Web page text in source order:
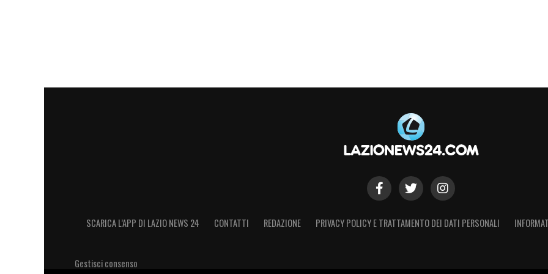
SCARICA L’APP DI LAZIO NEWS 24 CONTATTI REDAZIONE PRIVACY POLICY E TRATTAMENTO DEI DATI PERSONALI
Gestisci consenso